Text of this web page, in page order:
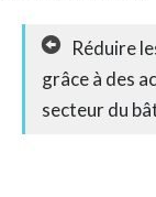
Réduire
grâce à des
secteur du